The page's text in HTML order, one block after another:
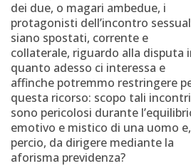
dei due, o magari ambedue, i
protagonisti dell’incontro
siano spostati, corrente e
collaterale, riguardo alla disputa
quanto adesso ci interessa e
affinche potremmo restringere
questa ricorso: scopo tali incontri
sono pericolosi durante
emotivo e mistico di una uomo e,
percio, da dirigere mediante la
aforisma previdenza?